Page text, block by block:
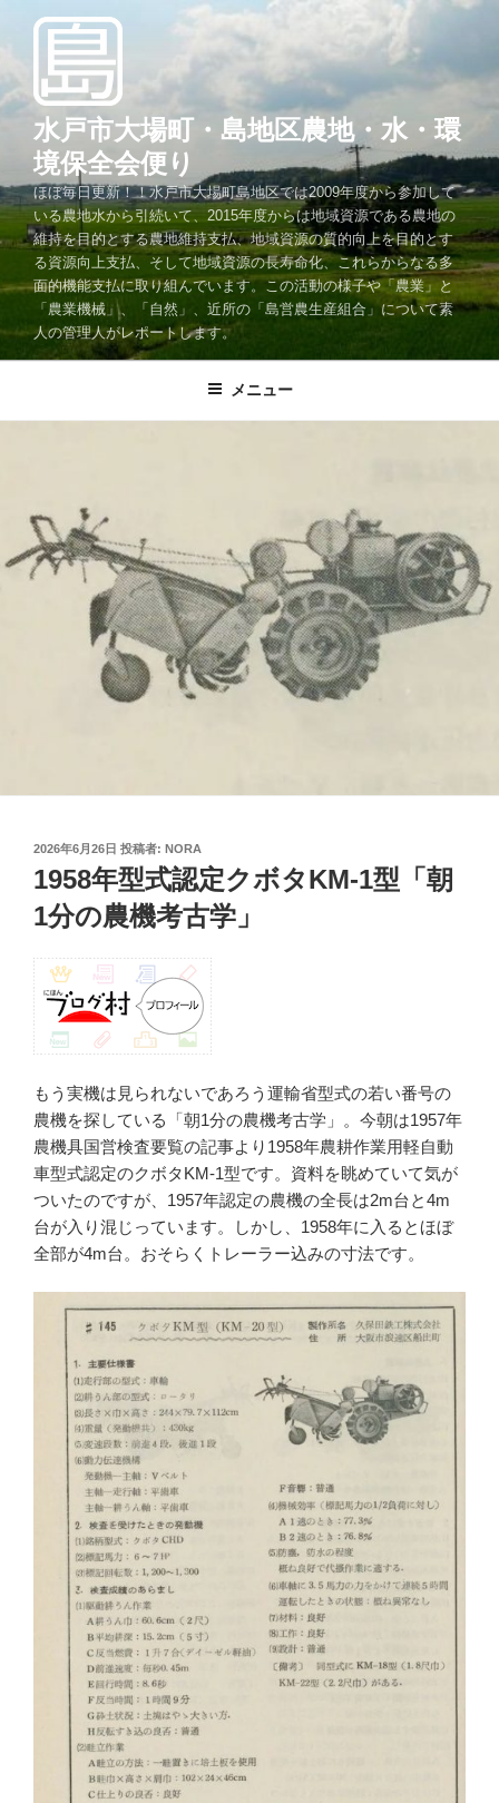
ン
ツ
キ
プ
水戸市大場町・島地区農地・水・環
境保全会便り
ほぼ毎日更新！！水戸市大場町島地区では2009年度から参加して
いる農地水から引続いて、2015年度からは地域資源である農地の
維持を目的とする農地維持支払、地域資源の質的向上を目的とす
る資源向上支払、そして地域資源の長寿命化、これらからなる多
面的機能支払に取り組んでいます。この活動の様子や「農業」と
「農業機械」、「自然」、近所の「島営農生産組合」について素
人の管理人がレポートします。
メニュー
投
稿
日:
2026年6月26日 投稿者: NORA
1958年型式認定クボタKM-1型「朝
1分の農機考古学」
もう実機は見られないであろう運輸省型式の若い番号の
農機を探している「朝1分の農機考古学」。今朝は1957年
農機具国営検査要覧の記事より1958年農耕作業用軽自動
車型式認定のクボタKM-1型です。資料を眺めていて気が
ついたのですが、1957年認定の農機の全長は2m台と4m
台が入り混じっています。しかし、1958年に入るとほぼ
全部が4m台。おそらくトレーラー込みの寸法です。